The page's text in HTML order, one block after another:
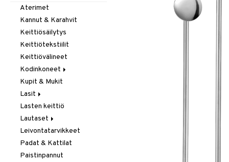
Aterimet
Kannut & Karahvit
Keittiösäilytys
Keittiötekstiilit
Keittiövälineet
Kodinkoneet
Kahvi, Tee & Espresso
Leivänpaahtimet
Mixerit &
Sähkövatkaimet
Muut koneet
Vedenkeittimet
Kupit & Mukit
Lasit
Juoma- & Cocktailasit
Juomalasit
Olutlasit
Shamppanjalasit
Snapsi- & Aveclasit
Lasten keittiö
Lautaset
Asetit
Ruokalautaset
Syvät lautaset
Leivontatarvikkeet
Padat & Kattilat
Paistinpannut